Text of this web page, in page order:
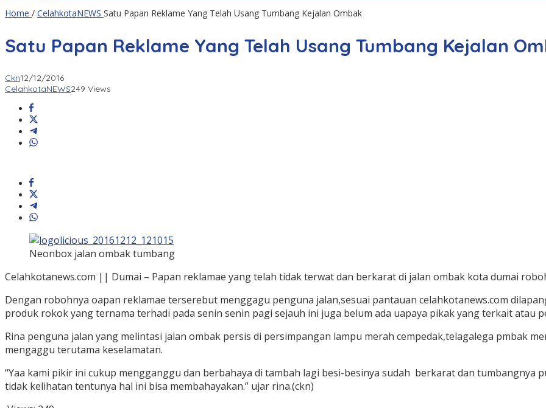
Home / CelahkotaNEWS Satu Papan Reklame Yang Telah Usang Tumbang Kejalan Ombak
Satu Papan Reklame Yang Telah Usang Tumbang Kejalan
Ckn12/12/2016
CelahkotaNEWS249 Views
Neonbox jalan ombak tumbang
Celahkotanews.com || Dumai – Papan reklamae yang telah tidak terwat dan berkarat di jalan ombak kota dumai
Dengan robohnya oapan reklamae terserebut menggagu penguna jalan,sesuai pantauan celahkotanews.com
produk rokok yang ternama terhadi pada senin senin pagi sejauh ini juga belum ada uapaya pikak yang terkait atau
Rina penguna jalan yang melintasi jalan ombak persis di persimpangan lampu merah cempedak,telagalega pmbak
mengaggu terutama keselamatan.
“Yaa kami pikir ini cukup mengganggu dan berbahaya di tambah lagi besi-besinya sudah berkarat dan tumbangnya
tidak kelihatan tentunya hal ini bisa membahayakan.” ujar rina.(ckn)